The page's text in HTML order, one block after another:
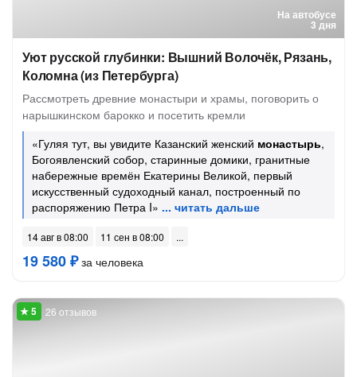
На автобусе
3 дня
Уют русской глубинки: Вышний Волочёк, Рязань,
Коломна (из Петербурга)
Рассмотреть древние монастыри и храмы, поговорить о
нарышкинском барокко и посетить кремли
«Гуляя тут, вы увидите Казанский женский монастырь,
Богоявленский собор, старинные домики, гранитные
набережные времён Екатерины Великой, первый
искусственный судоходный канал, построенный по
распоряжению Петра I»
14 авг в 08:00 11 сен в 08:00
19 580 ₽за человека
26 отзывов